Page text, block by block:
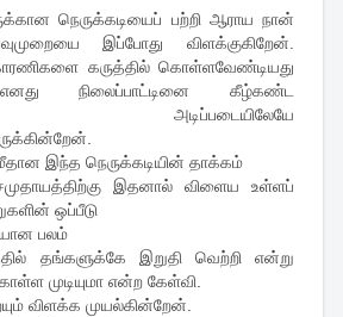
நெருக்கடியைப் பற்றி ஆராய நான்
இப்போது விளக்குகிறேன்.
கருத்தில் கொள்ளவேண்டியது
நிலைப்பாட்டினை கீழ்கண்ட
அடிப்படையிலேயே
இந்த நெருக்கடியின் தாக்கம்
இதனால் விளைய உள்ளப்
ஒப்பீடு
பலம்
தங்களுக்கே இறுதி வெற்றி என்று
முடியுமா என்ற கேள்வி.
விளக்க முயல்கின்றேன்.